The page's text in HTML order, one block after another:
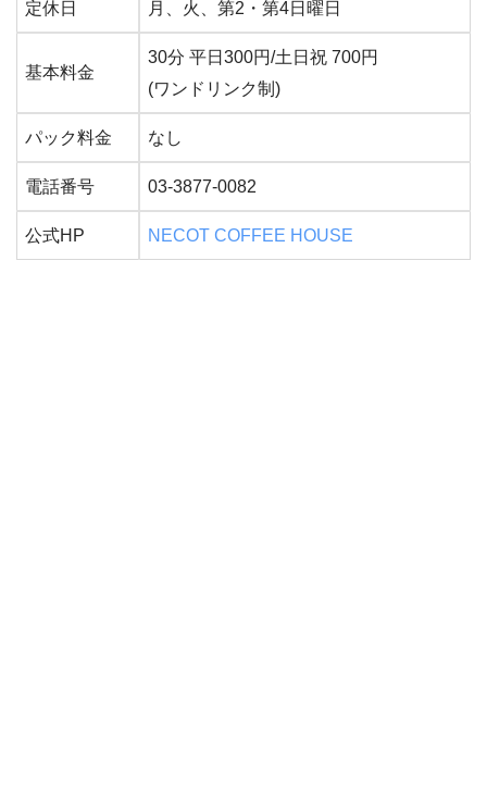
定休日 月、火、第2・第4日曜日
基本料金
30分 平日300円/土日祝 700円
(ワンドリンク制)
パック料金 なし
電話番号 03-3877-0082
公式HP NECOT COFFEE HOUSE